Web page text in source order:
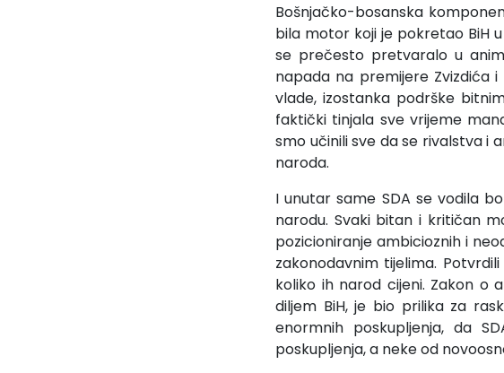
Bošnjačko-bosanska
bila motor koji je pokretao BiH
se prečesto pretvaralo u
napada na premijere Zvizdića
vlade, izostanka podrške
faktički tinjala sve vrijeme
smo učinili sve da se rivalstva i
naroda.
I unutar same SDA se vodila
narodu. Svaki bitan i kritičan
pozicioniranje ambicioznih i
zakonodavnim tijelima.
koliko ih narod cijeni. Zakon o
diljem BiH, je bio prilika za
enormnih poskupljenja, da
poskupljenja, a neke od